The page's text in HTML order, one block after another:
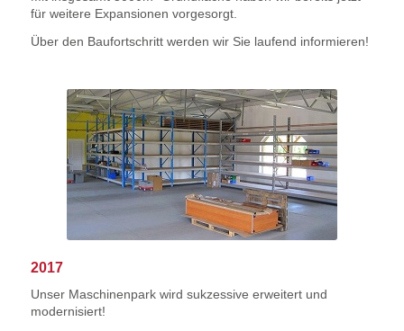
für weitere Expansionen vorgesorgt.
Über den Baufortschritt werden wir Sie laufend informieren!
2017
Unser Maschinenpark wird sukzessive erweitert und
modernisiert!